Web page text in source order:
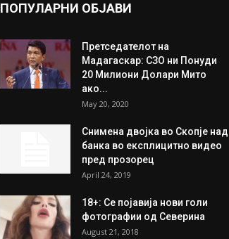
ПОПУЛАРНИ ОБЈАВИ
Претседателот на
Мадагаскар: СЗО ни Понуди
20 Милиони Долари Мито
ако...
May 20, 2020
Снимена двојка во Скопје над
банка во експлицитно видео
пред прозорец
April 24, 2019
18+: Се појавија нови голи
фотографии од Северина
August 21, 2018